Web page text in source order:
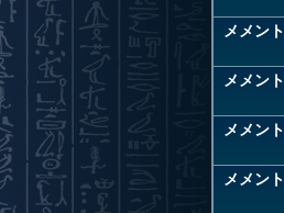
メメント
メメント
メメント
メメント